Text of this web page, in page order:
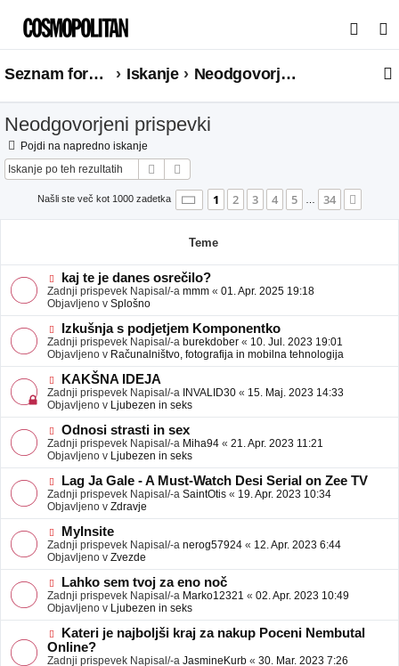
s
a
Seznam forumov Iskanje Neodgovorjeni prispevki
Neodgovorjeni prispevki
Pojdi na napredno iskanje
Iskanje
Našli ste več kot 1000 zadetka Stran 1od34
1 2 3 4 5 … 34
Teme
N
o
v
e
o
b
j
a
v
e
kaj te je danes osrečilo?
Zadnji prispevek Napisal/-a mmm « 01. Apr. 2025 19:18
Objavljeno v Splošno
N
o
v
e
o
b
j
a
v
e
Izkušnja s podjetjem Komponentko
Zadnji prispevek Napisal/-a burekdober « 10. Jul. 2023 19:01
Objavljeno v Računalništvo, fotografija in mobilna tehnologija
N
o
v
e
o
b
j
a
v
e
KAKŠNA IDEJA
Zadnji prispevek Napisal/-a INVALID30 « 15. Maj. 2023 14:33
Objavljeno v Ljubezen in seks
N
o
v
e
o
b
j
a
v
e
Odnosi strasti in sex
Zadnji prispevek Napisal/-a Miha94 « 21. Apr. 2023 11:21
Objavljeno v Ljubezen in seks
N
o
v
e
o
b
j
a
v
e
Lag Ja Gale - A Must-Watch Desi Serial on Zee TV
Zadnji prispevek Napisal/-a SaintOtis « 19. Apr. 2023 10:34
Objavljeno v Zdravje
N
o
v
e
o
b
j
a
v
e
MyInsite
Zadnji prispevek Napisal/-a nerog57924 « 12. Apr. 2023 6:44
Objavljeno v Zvezde
N
o
v
e
o
b
j
Lahko sem tvoj za eno noč
Zadnji prispevek Napisal/-a Marko12321 « 02. Apr. 2023 10:49
Objavljeno v Ljubezen in seks
N
o
v
Kateri je najboljši kraj za nakup Poceni Nembutal
Online?
Zadnji prispevek Napisal/-a JasmineKurb « 30. Mar. 2023 7:26